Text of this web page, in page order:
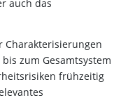
auch das
Charakterisierungen
zum Gesamtsystem
frühzeitig